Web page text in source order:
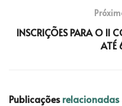
INSCRIÇÕES PARA O II
ATÉ
Publicaçõesrelacionadas